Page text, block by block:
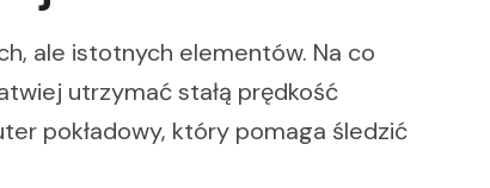
ale istotnych elementów. Na co
utrzymać stałą prędkość
pokładowy, który pomaga śledzić